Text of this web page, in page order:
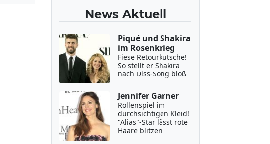
News Aktuell
Piqué und Shakira
im Rosenkrieg
Fiese Retourkutsche!
So stellt er Shakira
nach Diss-Song bloß
Jennifer Garner
Rollenspiel im
durchsichtigen Kleid!
"Alias"-Star lässt rote
Haare blitzen